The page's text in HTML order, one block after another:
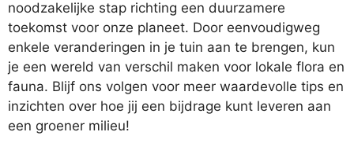
noodzakelijke stap richting een duurzamere
toekomst voor onze planeet. Door eenvoudigweg
enkele veranderingen in je tuin aan te brengen, kun
je een wereld van verschil maken voor lokale flora en
fauna. Blijf ons volgen voor meer waardevolle tips en
inzichten over hoe jij een bijdrage kunt leveren aan
een groener milieu!